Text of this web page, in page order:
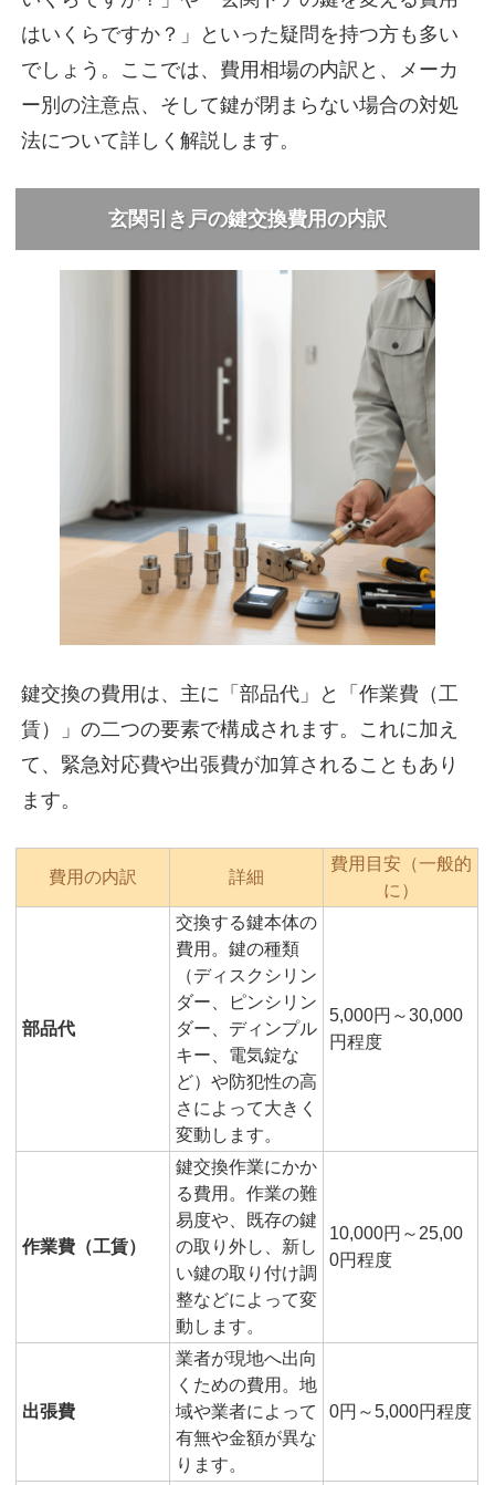
はいくらですか？」といった疑問を持つ方も多い
でしょう。ここでは、費用相場の内訳と、メーカ
ー別の注意点、そして鍵が閉まらない場合の対処
法について詳しく解説します。
玄関引き戸の鍵交換費用の内訳
鍵交換の費用は、主に「部品代」と「作業費（工
賃）」の二つの要素で構成されます。これに加え
て、緊急対応費や出張費が加算されることもあり
ます。
費用の内訳 詳細
費用目安（一般的
に）
部品代
交換する鍵本体の
費用。鍵の種類
（ディスクシリン
ダー、ピンシリン
ダー、ディンプル
キー、電気錠な
ど）や防犯性の高
さによって大きく
変動します。
5,000円～30,000
円程度
作業費（工賃）
鍵交換作業にかか
る費用。作業の難
易度や、既存の鍵
の取り外し、新し
い鍵の取り付け調
整などによって変
動します。
10,000円～25,00
0円程度
出張費
業者が現地へ出向
くための費用。地
域や業者によって
有無や金額が異な
ります。
0円～5,000円程度